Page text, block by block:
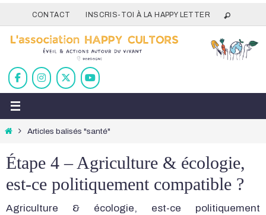
vers
contenu
CONTACT INSCRIS-TOI À LA HAPPY LETTER
HomeArticles balisés "santé"
Étape 4 – Agriculture & écologie,
est-ce politiquement compatible ?
Agriculture & écologie, est-ce politiquement